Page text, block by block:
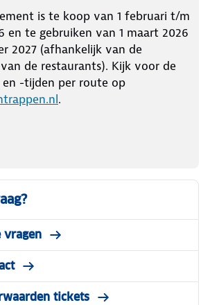
is te koop van 1 februari t/m
en te gebruiken van 1 maart 2026
2027 (afhankelijk van de
de restaurants). Kijk voor de
en -tijden per route op
.
vragen
tickets